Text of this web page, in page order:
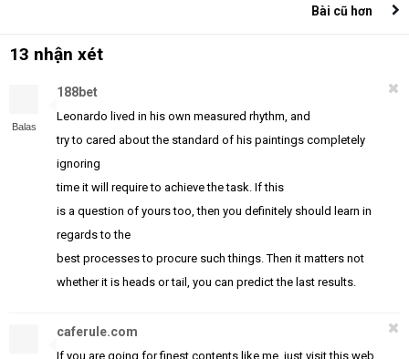
Bài cũ hơn
13 nhận xét
Balas
188bet
Leonardo lived in his own measured rhythm, and
try to cared about the standard of his paintings completely
ignoring
time it will require to achieve the task. If this
is a question of yours too, then you definitely should learn in
regards to the
best processes to procure such things. Then it matters not
whether it is heads or tail, you can predict the last results.
caferule.com
If you are going for finest contents like me, just visit this web